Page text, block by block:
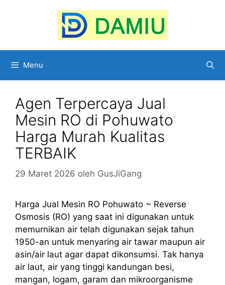
Menu
Agen Terpercaya Jual
Mesin RO di Pohuwato
Harga Murah Kualitas
TERBAIK
29 Maret 2026 oleh GusJiGang
Harga Jual Mesin RO Pohuwato ~ Reverse
Osmosis (RO) yang saat ini digunakan untuk
memurnikan air telah digunakan sejak tahun
1950-an untuk menyaring air tawar maupun air
asin/air laut agar dapat dikonsumsi. Tak hanya
air laut, air yang tinggi kandungan besi,
mangan, logam, garam dan mikroorganisme